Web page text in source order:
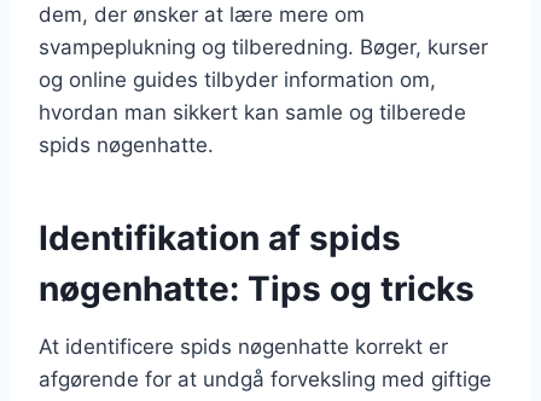
dem, der ønsker at lære mere om
svampeplukning og tilberedning. Bøger, kurser
og online guides tilbyder information om,
hvordan man sikkert kan samle og tilberede
spids nøgenhatte.
Identifikation af spids
nøgenhatte: Tips og tricks
At identificere spids nøgenhatte korrekt er
afgørende for at undgå forveksling med giftige